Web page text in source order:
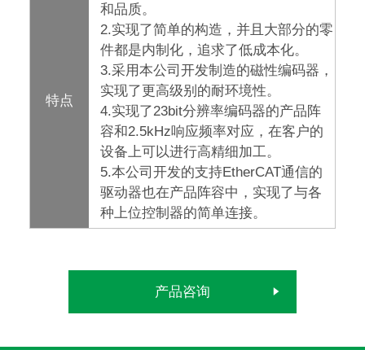
特点
和品质。
2.实现了简单的构造，并且大部分的零
件都是内制化，追求了低成本化。
3.采用本公司开发制造的磁性编码器，
实现了更高级别的耐环境性。
4.实现了23bit分辨率编码器的产品阵
容和2.5kHz响应频率对应，在客户的
设备上可以进行高精细加工。
5.本公司开发的支持EtherCAT通信的
驱动器也在产品阵容中，实现了与各
种上位控制器的简单连接。
产品咨询